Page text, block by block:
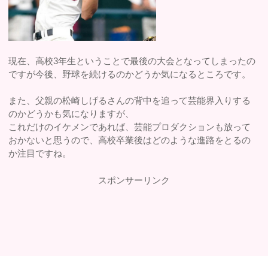
現在、高校3年生ということで最後の大会となってしまったの
ですが今後、野球を続けるのかどうか気になるところです。
また、父親の松崎しげるさんの背中を追って芸能界入りする
のかどうかも気になりますが、
これだけのイケメンであれば、芸能プロダクションも放って
おかないと思うので、高校卒業後はどのような進路をとるの
か注目ですね。
スポンサーリンク